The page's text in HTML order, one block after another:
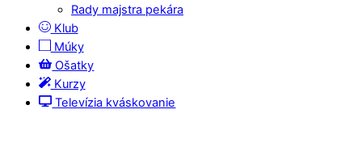
Rady majstra pekára
Klub
Múky
Ošatky
Kurzy
Televízia kváskovanie